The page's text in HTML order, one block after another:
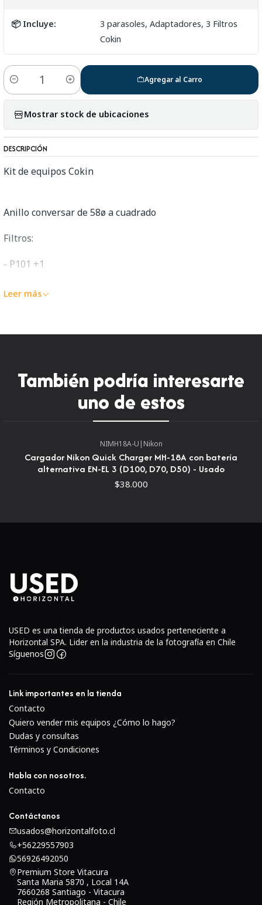
📦 Incluye:
3 parasoles, Adaptadores, 3 Filtros
Cokin
Cantidad
Agregar al Carro
Mostrar stock de ubicaciones
DESCRIPCIÓN
Kit de equipos Cokin
Anillo conversar de 58ø a cuadrado
Filtros:
- P101 +1
- P103 +3
Leer más
También podría interesarte
uno de estos
NIMH18A-U | Nikon
Cargador Nikon Quick Charger MH-18A con batería
alternativa EN-EL 3 (D100, D70, D50) - Usado
$38.000
USED es una tienda de productos usados perteneciente a
Horizontal SPA. Lider en la industria de la fotografía en Chile
Síguenos
Link importantes en la tienda
Contacto
Quiero vender mis equipos ¿Cómo lo hago?
Dudas y consultas
Términos y Condiciones
Habla con nosotros.
Contacto
Contáctanos
usados@horizontalfoto.cl
+56229557903
56926492050
Premium Store Vitacura
Santa Maria 5870 , Local 14A
7660268 Santiago - Vitacura
Región Metropolitana - Chile